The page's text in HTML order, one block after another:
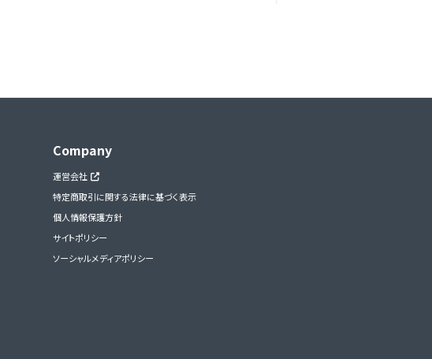
Company
運営会社
特定商取引に関する法律に基づく表示
個人情報保護方針
サイトポリシー
ソーシャルメディアポリシー